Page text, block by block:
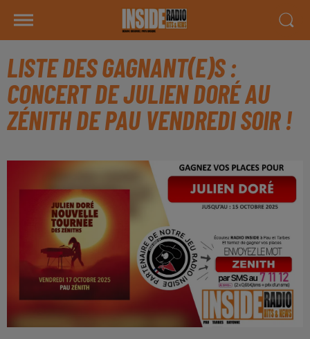
LISTE DES GAGNANT(E)S :
CONCERT DE JULIEN DORÉ AU
ZÉNITH DE PAU VENDREDI SOIR !